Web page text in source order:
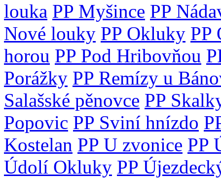
louka PP Myšince PP
Nové louky PP Okluky PP
horou PP Pod Hribovňou
Porážky PP Remízy u
Salašské pěnovce PP
Popovic PP Sviní hnízdo
Kostelan PP U zvonice PP
Údolí Okluky PP